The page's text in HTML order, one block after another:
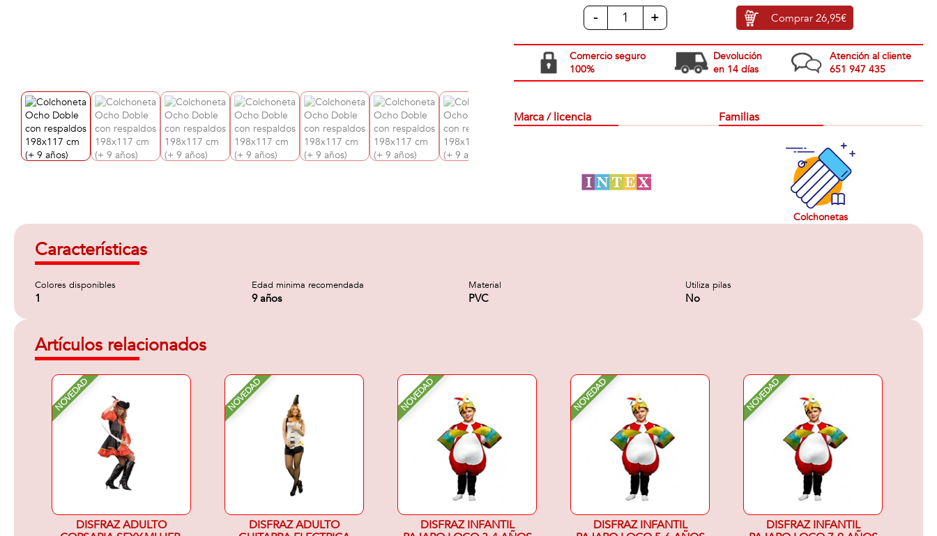
- + Comprar26,95€
Comercio seguro
100%
Devolución
en 14 días
Atención al cliente
651 947 435
Marca / licencia Familias
Colchonetas
Características
Colores disponibles
1
Edad minima recomendada
9 años
Material
PVC
Utiliza pilas
No
Artículos relacionados
NOVEDAD
DISFRAZ ADULTO
NOVEDAD
DISFRAZ ADULTO
NOVEDAD
DISFRAZ INFANTIL
NOVEDAD
DISFRAZ INFANTIL
NOVEDAD
DISFRAZ INFANTIL